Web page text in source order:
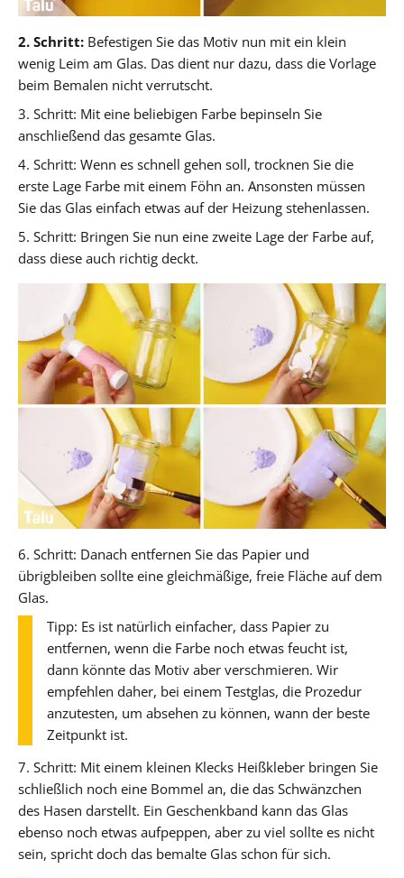
2. Schritt: Befestigen Sie das Motiv nun mit ein klein
wenig Leim am Glas. Das dient nur dazu, dass die Vorlage
beim Bemalen nicht verrutscht.
3. Schritt: Mit eine beliebigen Farbe bepinseln Sie
anschließend das gesamte Glas.
4. Schritt: Wenn es schnell gehen soll, trocknen Sie die
erste Lage Farbe mit einem Föhn an. Ansonsten müssen
Sie das Glas einfach etwas auf der Heizung stehenlassen.
5. Schritt: Bringen Sie nun eine zweite Lage der Farbe auf,
dass diese auch richtig deckt.
6. Schritt: Danach entfernen Sie das Papier und
übrigbleiben sollte eine gleichmäßige, freie Fläche auf dem
Glas.
Tipp: Es ist natürlich einfacher, dass Papier zu
entfernen, wenn die Farbe noch etwas feucht ist,
dann könnte das Motiv aber verschmieren. Wir
empfehlen daher, bei einem Testglas, die Prozedur
anzutesten, um absehen zu können, wann der beste
Zeitpunkt ist.
7. Schritt: Mit einem kleinen Klecks Heißkleber bringen Sie
schließlich noch eine Bommel an, die das Schwänzchen
des Hasen darstellt. Ein Geschenkband kann das Glas
ebenso noch etwas aufpeppen, aber zu viel sollte es nicht
sein, spricht doch das bemalte Glas schon für sich.